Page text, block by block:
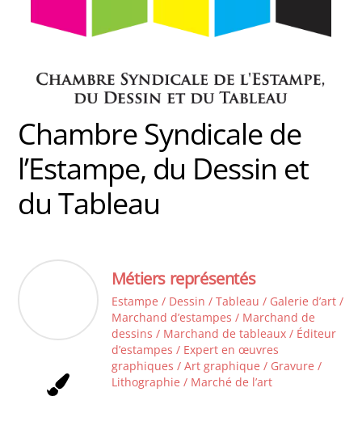
Chambre Syndicale de
l’Estampe, du Dessin et
du Tableau
Métiers représentés
Estampe / Dessin / Tableau / Galerie d’art /
Marchand d’estampes / Marchand de
dessins / Marchand de tableaux / Éditeur
d’estampes / Expert en œuvres
graphiques / Art graphique / Gravure /
Lithographie / Marché de l’art